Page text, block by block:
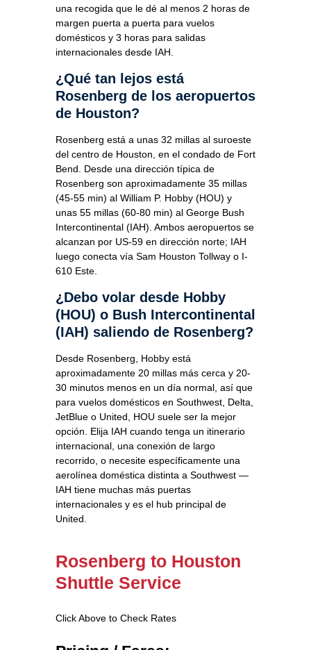
una recogida que le dé al menos 2 horas de
margen puerta a puerta para vuelos
domésticos y 3 horas para salidas
internacionales desde IAH.
¿Qué tan lejos está
Rosenberg de los aeropuertos
de Houston?
Rosenberg está a unas 32 millas al suroeste
del centro de Houston, en el condado de Fort
Bend. Desde una dirección típica de
Rosenberg son aproximadamente 35 millas
(45-55 min) al William P. Hobby (HOU) y
unas 55 millas (60-80 min) al George Bush
Intercontinental (IAH). Ambos aeropuertos se
alcanzan por US-59 en dirección norte; IAH
luego conecta vía Sam Houston Tollway o I-
610 Este.
¿Debo volar desde Hobby
(HOU) o Bush Intercontinental
(IAH) saliendo de Rosenberg?
Desde Rosenberg, Hobby está
aproximadamente 20 millas más cerca y 20-
30 minutos menos en un día normal, así que
para vuelos domésticos en Southwest, Delta,
JetBlue o United, HOU suele ser la mejor
opción. Elija IAH cuando tenga un itinerario
internacional, una conexión de largo
recorrido, o necesite específicamente una
aerolínea doméstica distinta a Southwest —
IAH tiene muchas más puertas
internacionales y es el hub principal de
United.
Rosenberg to Houston
Shuttle Service
Click Above to Check Rates